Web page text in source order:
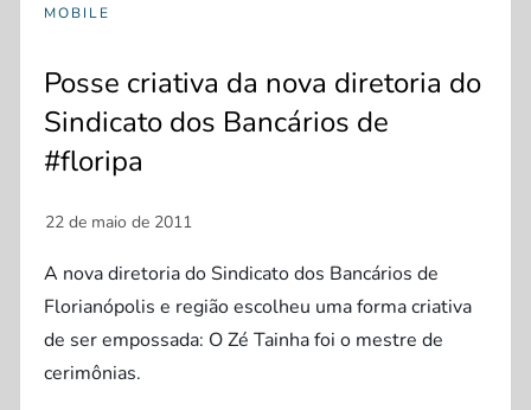
MOBILE
Posse criativa da nova diretoria do
Sindicato dos Bancários de
#floripa
A nova diretoria do Sindicato dos Bancários de
Florianópolis e região escolheu uma forma criativa
de ser empossada: O Zé Tainha foi o mestre de
cerimônias.